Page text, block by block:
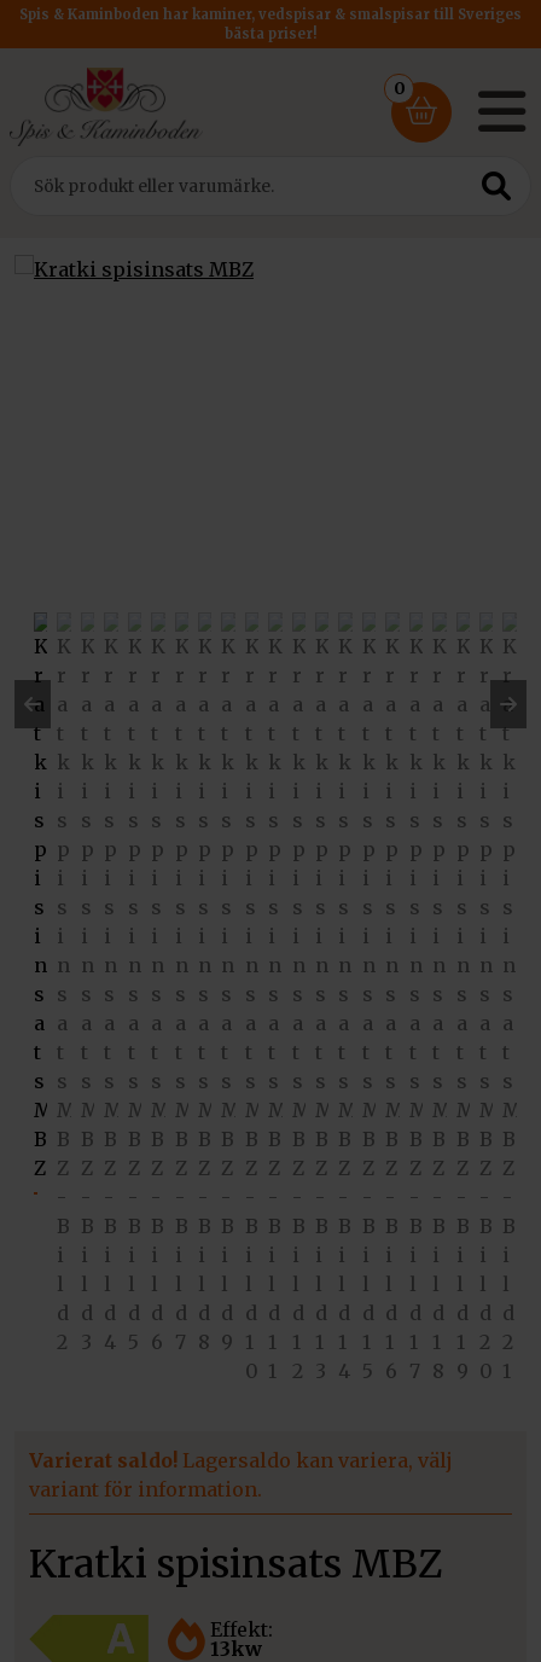
Spis & Kaminboden har kaminer, vedspisar & smalspisar till Sveriges
bästa priser!
0
Pre
vio
us
Ne
xt
Varierat saldo! Lagersaldo kan variera, välj
variant för information.
Kratki spisinsats MBZ
Effekt:
13kw